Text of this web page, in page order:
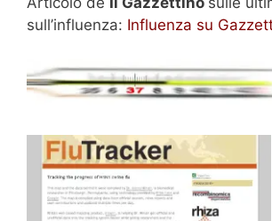
sull’influenza: Influenza su